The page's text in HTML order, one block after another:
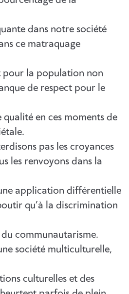
dans notre société
ce matraquage
pour la population non
de respect pour le
en ces moments de
pas les croyances
les renvoyons dans la
application différentielle
qu’à la discrimination
communautarisme.
société multiculturelle,
culturelles et des